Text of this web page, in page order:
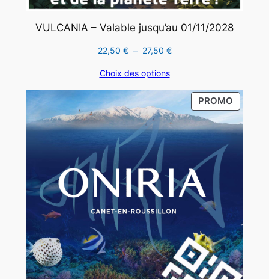
VULCANIA – Valable jusqu’au 01/11/2028
22,50 € – 27,50 €Plage
22,50 €
27,50 €
Choix des options
PROMO
EN